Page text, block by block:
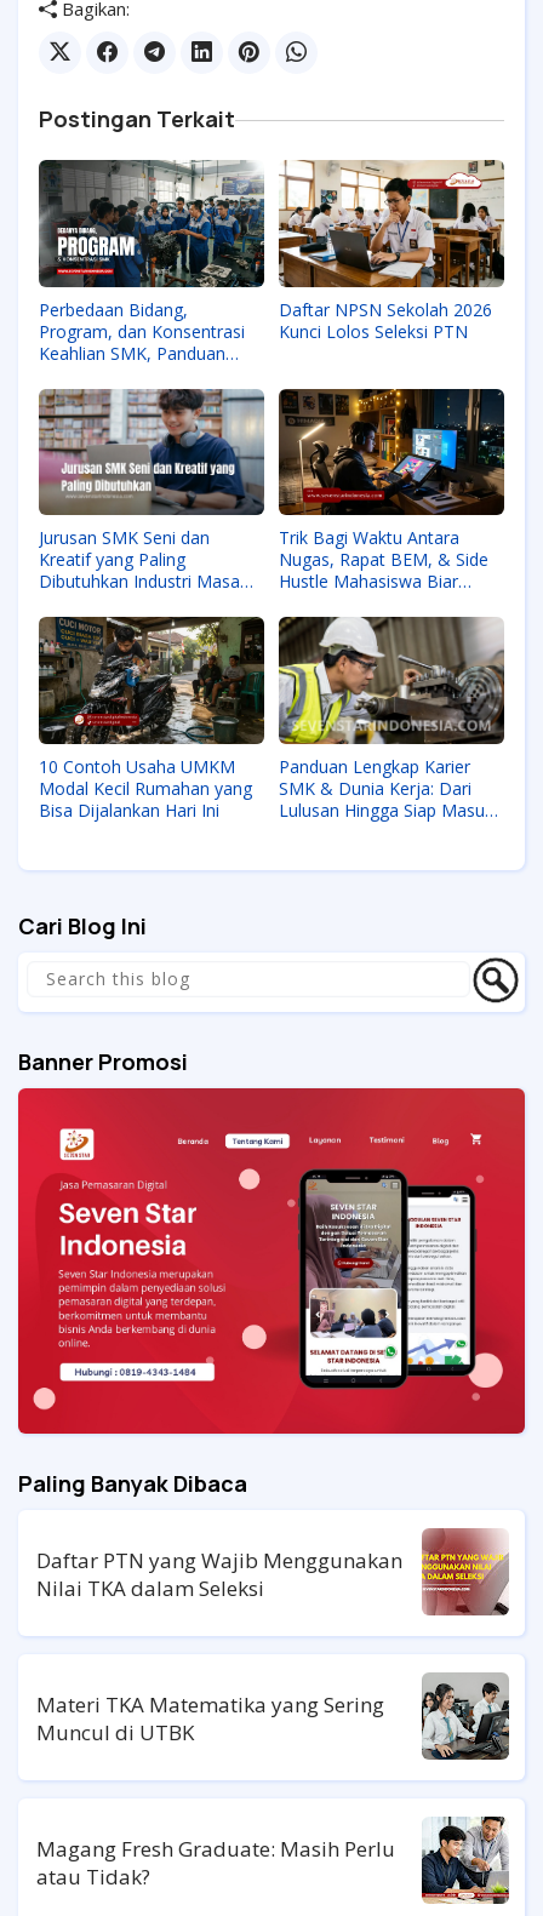
Bagikan:
Postingan Terkait
Perbedaan Bidang,
Program, dan Konsentrasi
Keahlian SMK, Panduan
Daftar NPSN Sekolah 2026
Kunci Lolos Seleksi PTN
Jurusan SMK Seni dan
Kreatif yang Paling
Dibutuhkan Industri Masa
Trik Bagi Waktu Antara
Nugas, Rapat BEM, & Side
Hustle Mahasiswa Biar
10 Contoh Usaha UMKM
Modal Kecil Rumahan yang
Bisa Dijalankan Hari Ini
Panduan Lengkap Karier
SMK & Dunia Kerja: Dari
Lulusan Hingga Siap Masuk
Cari Blog Ini
Banner Promosi
Paling Banyak Dibaca
Daftar PTN yang Wajib Menggunakan
Nilai TKA dalam Seleksi
Materi TKA Matematika yang Sering
Muncul di UTBK
Magang Fresh Graduate: Masih Perlu
atau Tidak?